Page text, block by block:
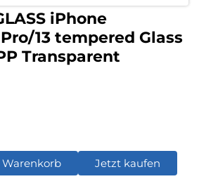
iPhone
13 tempered Glass
Transparent
Jetzt kaufen